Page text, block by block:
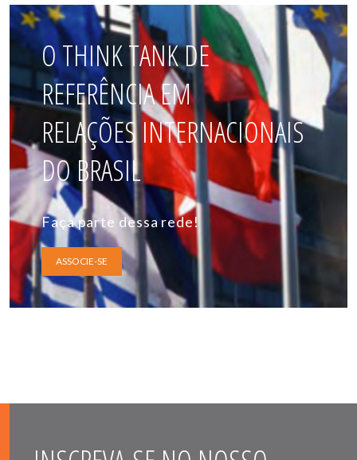
O THINK TANK DE
REFERÊNCIA EM
RELAÇÕES INTERNACIONAIS
DO BRASIL
Faça parte dessa rede!
ASSOCIE-SE